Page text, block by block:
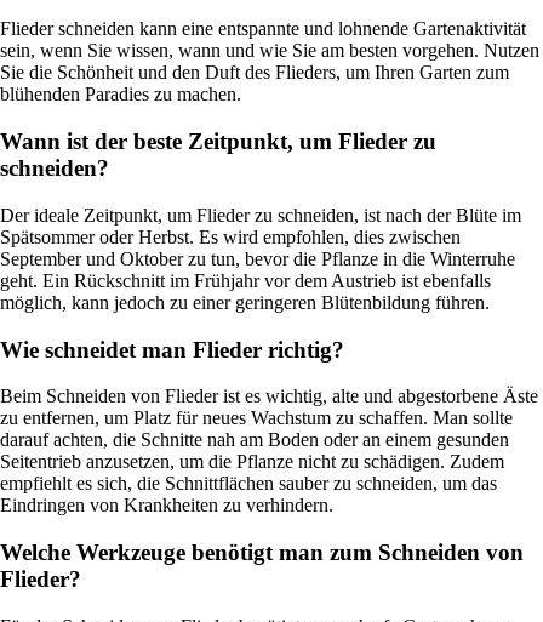
Flieder schneiden kann eine entspannte und lohnende Gartenaktivität
sein, wenn Sie wissen, wann und wie Sie am besten vorgehen. Nutzen
Sie die Schönheit und den Duft des Flieders, um Ihren Garten zum
blühenden Paradies zu machen.
Wann ist der beste Zeitpunkt, um Flieder zu
schneiden?
Der ideale Zeitpunkt, um Flieder zu schneiden, ist nach der Blüte im
Spätsommer oder Herbst. Es wird empfohlen, dies zwischen
September und Oktober zu tun, bevor die Pflanze in die Winterruhe
geht. Ein Rückschnitt im Frühjahr vor dem Austrieb ist ebenfalls
möglich, kann jedoch zu einer geringeren Blütenbildung führen.
Wie schneidet man Flieder richtig?
Beim Schneiden von Flieder ist es wichtig, alte und abgestorbene Äste
zu entfernen, um Platz für neues Wachstum zu schaffen. Man sollte
darauf achten, die Schnitte nah am Boden oder an einem gesunden
Seitentrieb anzusetzen, um die Pflanze nicht zu schädigen. Zudem
empfiehlt es sich, die Schnittflächen sauber zu schneiden, um das
Eindringen von Krankheiten zu verhindern.
Welche Werkzeuge benötigt man zum Schneiden von
Flieder?